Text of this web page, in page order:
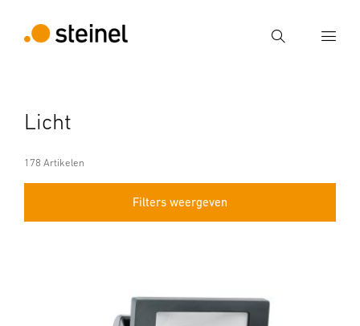
Zoek
Zoek
Licht
178 Artikelen
Filters weergeven